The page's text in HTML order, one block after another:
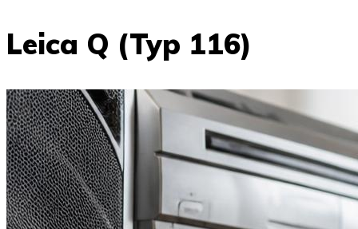
Leica Q (Typ 116)